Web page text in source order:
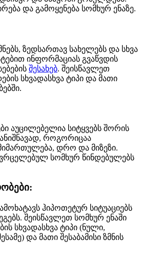
და გამოყენება სომხურ ენაზე.
ზედსართავ სახელებს და სხვა
ინფორმაციას გვაწვდის
შესახებ. შეისწავლეთ
სხვადასხვა ტიპი და მათი
აუცილებელია სიტყვებს შორის
როგორიცაა
დრო და მიზეზი.
სომხურ წინდებულებს
ჰიპოთეტურ სიტუაციებს
შეისწავლეთ სომხურ ენაში
სხვადასხვა ტიპი (ნული,
და მათი შესაბამისი ზმნის